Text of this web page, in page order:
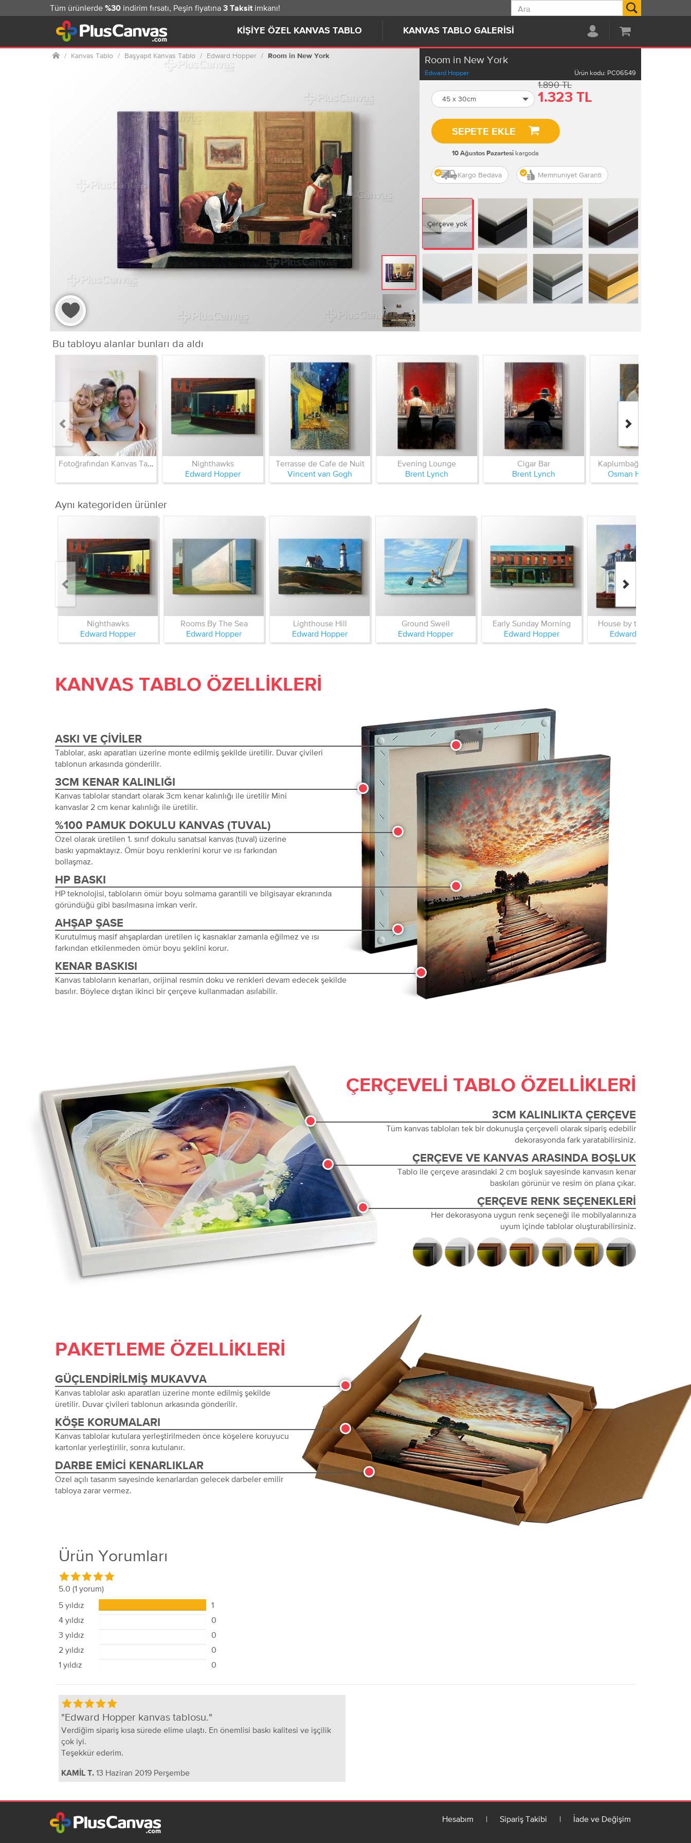
KIŞIYE ÖZEL KANVAS TABLO KANVAS TABLO GALERISI
Tüm ürünlerde %30 indirim fırsatı, Peşin fiyatına 3 Taksit imkanı!
Ana sayfa
Kanvas Tablo Başyapıt Kanvas Tablo Edward Hopper Room in New York Room in New York
Edward Hopper Ürün kodu: PC06549
45 x 30cm
1.890 TL
1.323 TL
SEPETE EKLE
10 Ağustos Pazartesi kargoda
Kargo Bedava Memnuniyet Garanti
Çerçeve yok
Bu tabloyu alanlar bunları da aldı
Fotoğrafından Kanvas Tablo
Nighthawks
Edward Hopper
Terrasse de Cafe de Nuit
Vincent van Gogh
Evening Lounge
Brent Lynch
Cigar Bar
Brent Lynch
Kaplumbağa Terbiyecisi
Osman Hamdi Bey
Aynı kategoriden ürünler
Nighthawks
Edward Hopper
Rooms By The Sea
Edward Hopper
Lighthouse Hill
Edward Hopper
Ground Swell
Edward Hopper
Early Sunday Morning
Edward Hopper
House by the Railroad
Edward Hopper
KANVAS TABLO ÖZELLIKLERI
ASKI VE ÇIVILER
Tablolar, askı aparatları üzerine monte edilmiş şekilde üretilir. Duvar çivileri
tablonun arkasında gönderilir.
3CM KENAR KALINLIĞI
Kanvas tablolar standart olarak 3cm kenar kalınlığı ile üretilir Mini
kanvaslar 2 cm kenar kalınlığı ile üretilir.
%100 PAMUK DOKULU KANVAS (TUVAL)
Özel olarak üretilen 1. sınıf dokulu sanatsal kanvas (tuval) üzerine
baskı yapmaktayız. Ömür boyu renklerini korur ve ısı farkından
bollaşmaz.
HP BASKI
HP teknolojisi, tabloların ömür boyu solmama garantili ve bilgisayar ekranında
göründüğü gibi basılmasına imkan verir.
AHŞAP ŞASE
Kurutulmuş masif ahşaplardan üretilen iç kasnaklar zamanla eğilmez ve ısı
farkından etkilenmeden ömür boyu şeklini korur.
KENAR BASKISI
Kanvas tabloların kenarları, orijinal resmin doku ve renkleri devam edecek şekilde
basılır. Böylece dıştan ikinci bir çerçeve kullanmadan asılabilir.
ÇERÇEVELI TABLO ÖZELLIKLERI
3CM KALINLIKTA ÇERÇEVE
Tüm kanvas tabloları tek bir dokunuşla çerçeveli olarak sipariş edebilir
dekorasyonda fark yaratabilirsiniz.
ÇERÇEVE VE KANVAS ARASINDA BOŞLUK
Tablo ile çerçeve arasındaki 2 cm boşluk sayesinde kanvasın kenar
baskıları görünür ve resim ön plana çıkar.
ÇERÇEVE RENK SEÇENEKLERI
Her dekorasyona uygun renk seçeneği ile mobilyalarınıza
uyum içinde tablolar oluşturabilirsiniz.
PAKETLEME ÖZELLIKLERI
GÜÇLENDIRILMIŞ MUKAVVA
Kanvas tablolar askı aparatları üzerine monte edilmiş şekilde
üretilir. Duvar çivileri tablonun arkasında gönderilir.
KÖŞE KORUMALARI
Kanvas tablolar kutulara yerleştirilmeden önce köşelere koruyucu
kartonlar yerleştirilir, sonra kutulanır.
DARBE EMICI KENARLIKLAR
Özel açılı tasarım sayesinde kenarlardan gelecek darbeler emilir
tabloya zarar vermez.
Ürün Yorumları
5.0 (1 yorum)
5 yıldız
1
4 yıldız
0
3 yıldız
0
2 yıldız
0
1 yıldız
0
Edward Hopper kanvas tablosu.
Verdiğim sipariş kısa sürede elime ulaştı. En önemlisi baskı kalitesi ve işçilik
çok iyi.
Teşekkür ederim.
KAMİL T. 13 Haziran 2019 Perşembe
Hesabım | Sipariş Takibi | İade ve Değişim